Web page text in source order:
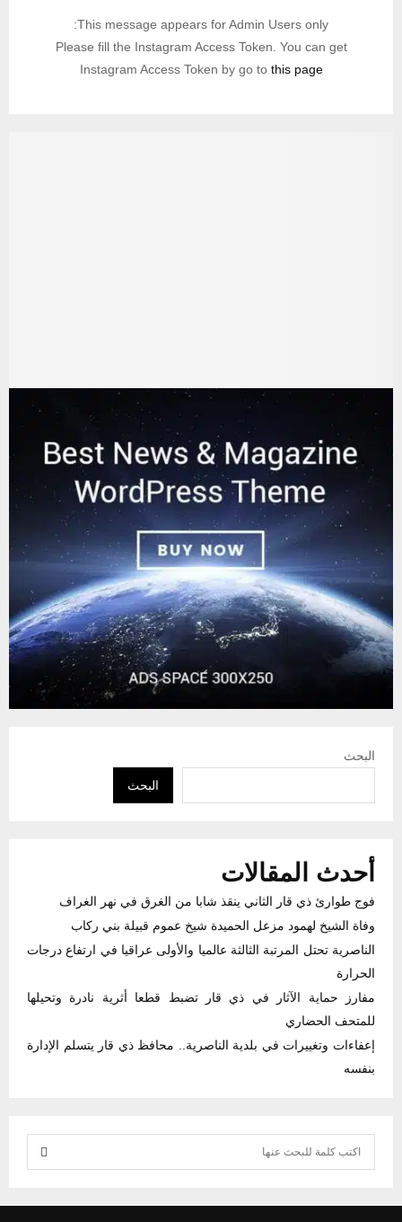
This message appears for Admin Users only:
Please fill the Instagram Access Token. You can get
Instagram Access Token by go to this page
البحث
البحث
أحدث المقالات
فوج طوارئ ذي قار الثاني ينقذ شابا من الغرق في نهر الغراف
وفاة الشيخ لهمود مزعل الحميدة شيخ عموم قبيلة بني ركاب
الناصرية تحتل المرتبة الثالثة عالميا والأولى عراقيا في ارتفاع درجات
الحرارة
مفارز حماية الآثار في ذي قار تضبط قطعا أثرية نادرة وتحيلها
للمتحف الحضاري
إعفاءات وتغييرات في بلدية الناصرية.. محافظ ذي قار يتسلم الإدارة
بنفسه
e